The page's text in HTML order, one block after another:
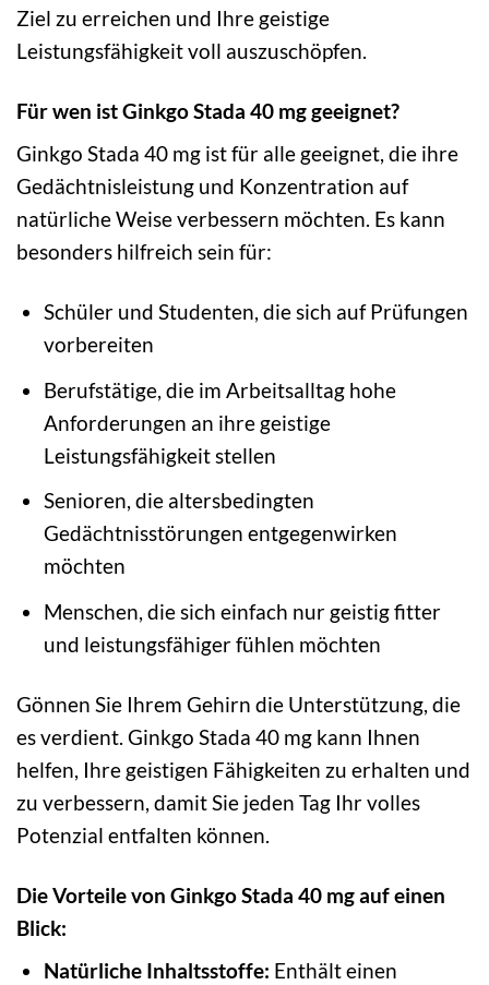
Ziel zu erreichen und Ihre geistige
Leistungsfähigkeit voll auszuschöpfen.
Für wen ist Ginkgo Stada 40 mg geeignet?
Ginkgo Stada 40 mg ist für alle geeignet, die ihre
Gedächtnisleistung und Konzentration auf
natürliche Weise verbessern möchten. Es kann
besonders hilfreich sein für:
Schüler und Studenten, die sich auf Prüfungen
vorbereiten
Berufstätige, die im Arbeitsalltag hohe
Anforderungen an ihre geistige
Leistungsfähigkeit stellen
Senioren, die altersbedingten
Gedächtnisstörungen entgegenwirken
möchten
Menschen, die sich einfach nur geistig fitter
und leistungsfähiger fühlen möchten
Gönnen Sie Ihrem Gehirn die Unterstützung, die
es verdient. Ginkgo Stada 40 mg kann Ihnen
helfen, Ihre geistigen Fähigkeiten zu erhalten und
zu verbessern, damit Sie jeden Tag Ihr volles
Potenzial entfalten können.
Die Vorteile von Ginkgo Stada 40 mg auf einen
Blick:
Natürliche Inhaltsstoffe: Enthält einen